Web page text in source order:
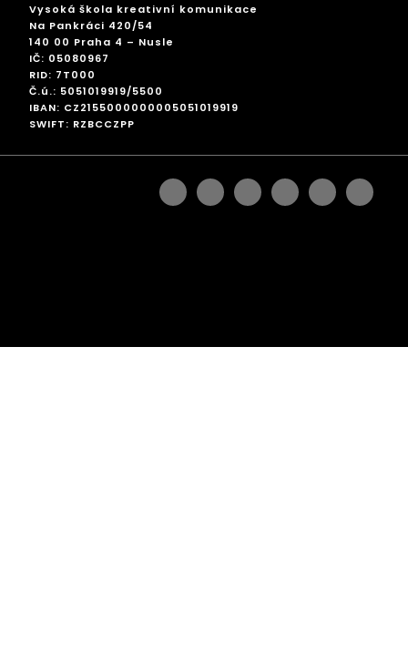
Vysoká škola kreativní komunikace
Na Pankráci 420/54
140 00 Praha 4 – Nusle
IČ: 05080967
RID: 7T000
Č.ú.: 5051019919/5500
IBAN: CZ2155000000005051019919
SWIFT: RZBCCZPP
facebookinstagram
linkedingoogleplus
pinterest
twitter